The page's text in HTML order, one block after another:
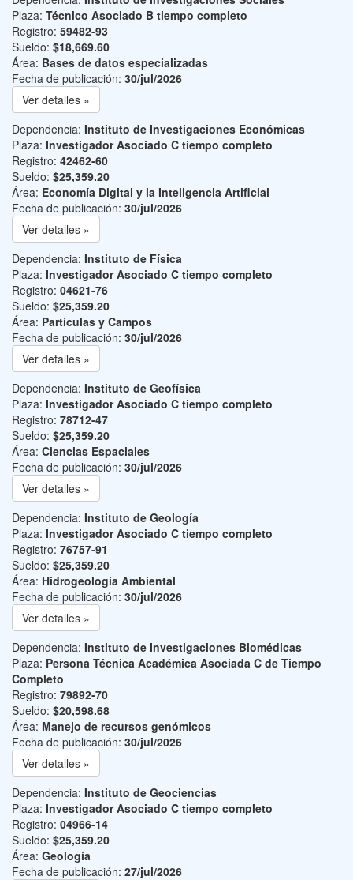
Plaza: Técnico Asociado B tiempo completo
Registro: 59482-93
Sueldo: $18,669.60
Área: Bases de datos especializadas
Fecha de publicación: 30/jul/2026
Ver detalles »
Dependencia: Instituto de Investigaciones Económicas
Plaza: Investigador Asociado C tiempo completo
Registro: 42462-60
Sueldo: $25,359.20
Área: Economía Digital y la Inteligencia Artificial
Fecha de publicación: 30/jul/2026
Ver detalles »
Dependencia: Instituto de Física
Plaza: Investigador Asociado C tiempo completo
Registro: 04621-76
Sueldo: $25,359.20
Área: Partículas y Campos
Fecha de publicación: 30/jul/2026
Ver detalles »
Dependencia: Instituto de Geofísica
Plaza: Investigador Asociado C tiempo completo
Registro: 78712-47
Sueldo: $25,359.20
Área: Ciencias Espaciales
Fecha de publicación: 30/jul/2026
Ver detalles »
Dependencia: Instituto de Geología
Plaza: Investigador Asociado C tiempo completo
Registro: 76757-91
Sueldo: $25,359.20
Área: Hidrogeología Ambiental
Fecha de publicación: 30/jul/2026
Ver detalles »
Dependencia: Instituto de Investigaciones Biomédicas
Plaza: Persona Técnica Académica Asociada C de Tiempo
Completo
Registro: 79892-70
Sueldo: $20,598.68
Área: Manejo de recursos genómicos
Fecha de publicación: 30/jul/2026
Ver detalles »
Dependencia: Instituto de Geociencias
Plaza: Investigador Asociado C tiempo completo
Registro: 04966-14
Sueldo: $25,359.20
Área: Geología
Fecha de publicación: 27/jul/2026